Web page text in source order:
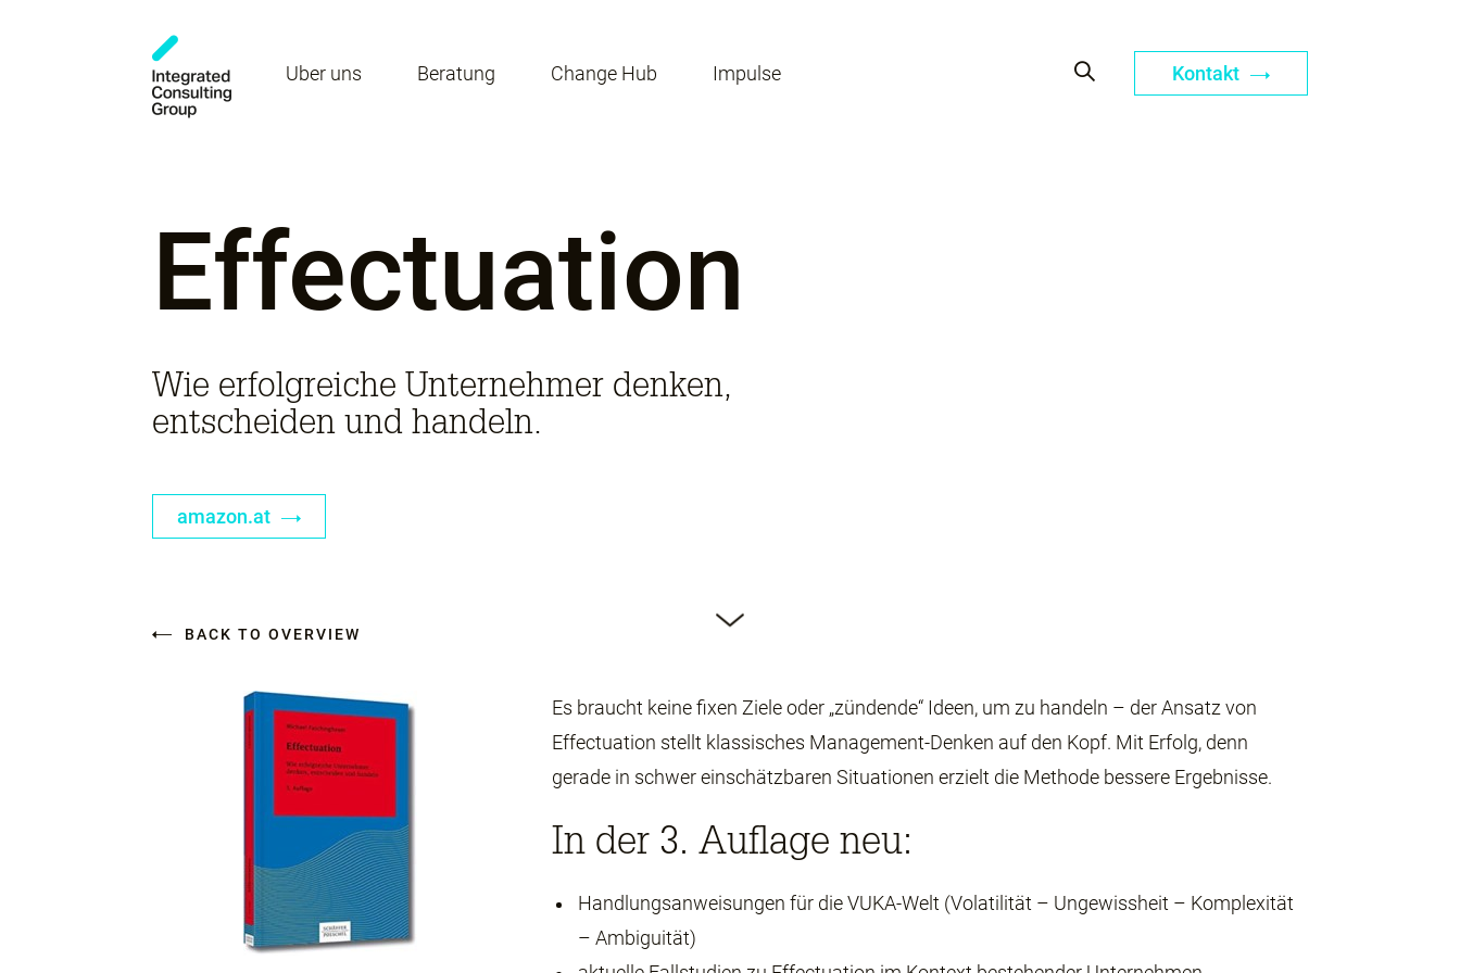
Über uns Beratung Change Hub Impulse Kontakt
Effectuation
Wie erfolgreiche Unternehmer denken,
entscheiden und handeln.
amazon.at
BACK TO OVERVIEW
Es braucht keine fixen Ziele oder „zündende“ Ideen, um zu handeln – der Ansatz von
Effectuation stellt klassisches Management-Denken auf den Kopf. Mit Erfolg, denn
gerade in schwer einschätzbaren Situationen erzielt die Methode bessere Ergebnisse.
In der 3. Auflage neu:
Handlungsanweisungen für die VUKA-Welt (Volatilität – Ungewissheit – Komplexität
– Ambiguität)